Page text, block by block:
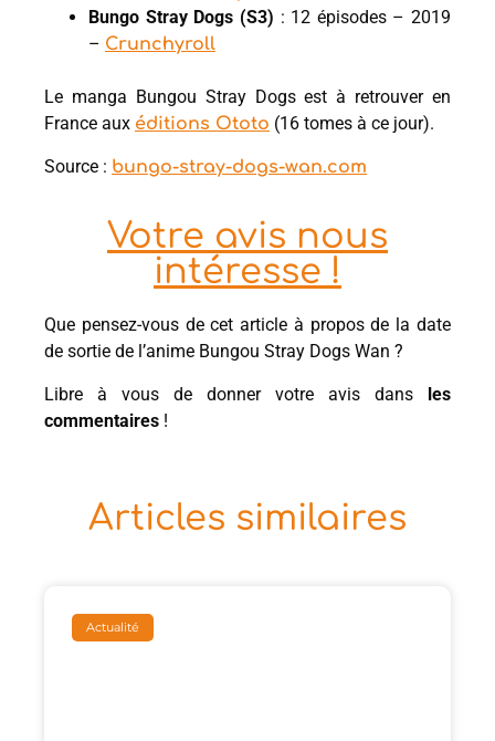
Bungo Stray Dogs (S3) : 12 épisodes – 2019
– Crunchyroll
Le manga Bungou Stray Dogs est à retrouver en
France aux éditions Ototo (16 tomes à ce jour).
Source : bungo-stray-dogs-wan.com
Votre avis nous
intéresse !
Que pensez-vous de cet article à propos de la date
de sortie de l’anime Bungou Stray Dogs Wan ?
Libre à vous de donner votre avis dans
les
commentaires !
Articles similaires
Actualité